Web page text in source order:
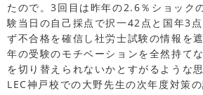
たので。3回目は昨年の2.6％ショック
験当日の自己採点で択一42点と国年3
ず不合格を確信し社労士試験の情報を
年の受験のモチベーションを全然持て
を切り替えられないかとすがるような
LEC神戸校での大野先生の次年度対策